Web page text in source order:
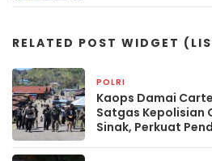
RELATED POST WIDGET
POLRI
Kaops Damai
Satgas Kepolisian
Sinak, Perkuat